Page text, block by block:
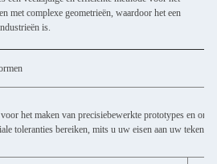
met complexe geometrieën, waardoor het een
is.
het maken van precisiebewerkte prototypes en
toleranties bereiken, mits u uw eisen aan uw tekening